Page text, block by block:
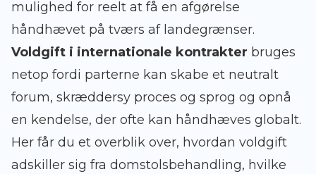
mulighed for reelt at få en afgørelse
håndhævet på tværs af landegrænser.
Voldgift i internationale kontrakter bruges
netop fordi parterne kan skabe et neutralt
forum, skræddersy proces og sprog og opnå
en kendelse, der ofte kan håndhæves globalt.
Her får du et overblik over, hvordan voldgift
adskiller sig fra domstolsbehandling, hvilke